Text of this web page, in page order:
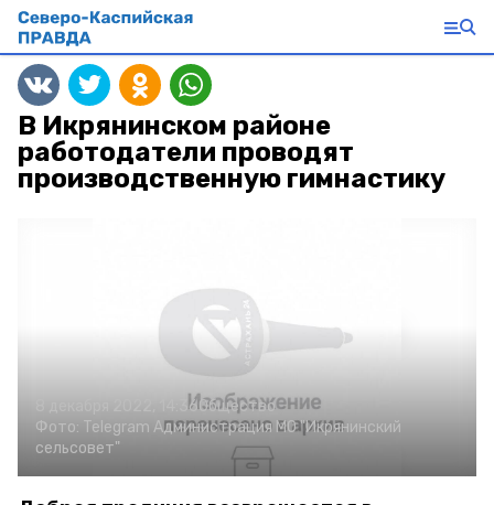
В Икрянинском районе
работодатели проводят
производственную гимнастику
8 декабря 2022, 14:36Общество
Фото: Telegram Администрация МО "Икрянинский
сельсовет"